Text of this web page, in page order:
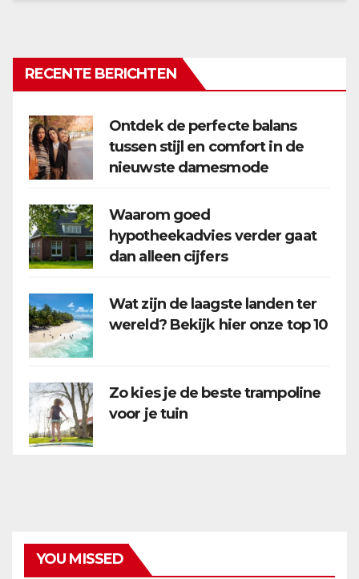
RECENTE BERICHTEN
Ontdek de perfecte balans
tussen stijl en comfort in de
nieuwste damesmode
Waarom goed
hypotheekadvies verder gaat
dan alleen cijfers
Wat zijn de laagste landen ter
wereld? Bekijk hier onze top 10
Zo kies je de beste trampoline
voor je tuin
YOU MISSED